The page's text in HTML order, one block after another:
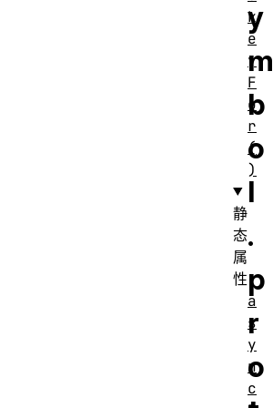
y
m
b
o
l
.
p
r
o
k
e
y
F
o
r
(
)
静
态
属
性
a
s
y
n
c